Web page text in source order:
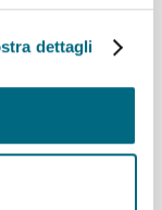
dettagli